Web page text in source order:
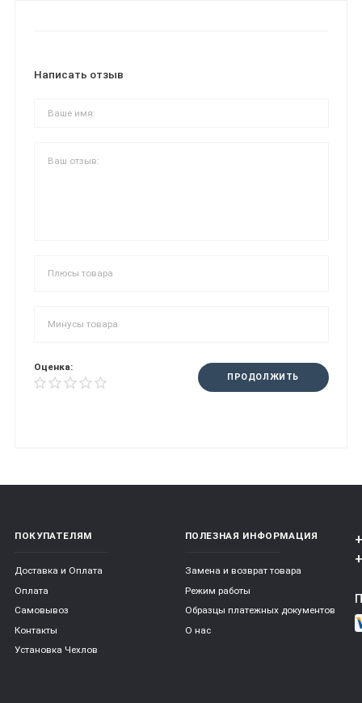
Написать отзыв
Оценка:
ПРОДОЛЖИТЬ
ПОКУПАТЕЛЯМ
Доставка и Оплата
Оплата
Самовывоз
Контакты
Установка Чехлов
ПОЛЕЗНАЯ ИНФОРМАЦИЯ
Замена и возврат товара
Режим работы
Образцы платежных документов
О нас